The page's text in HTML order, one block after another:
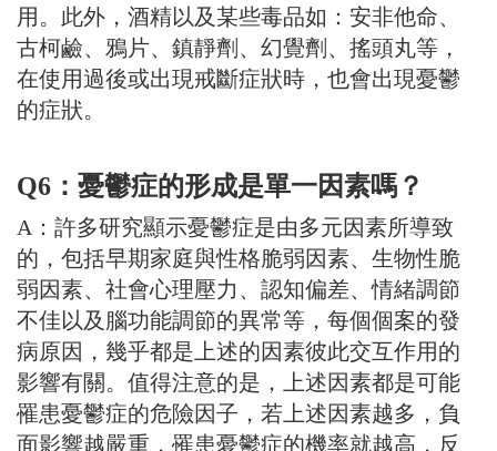
用。此外，酒精以及某些毒品如：安非他命、
古柯鹼、鴉片、鎮靜劑、幻覺劑、搖頭丸等，
在使用過後或出現戒斷症狀時，也會出現憂鬱
的症狀。
Q6：憂鬱症的形成是單一因素嗎？
A：許多研究顯示憂鬱症是由多元因素所導致
的，包括早期家庭與性格脆弱因素、生物性脆
弱因素、社會心理壓力、認知偏差、情緒調節
不佳以及腦功能調節的異常等，每個個案的發
病原因，幾乎都是上述的因素彼此交互作用的
影響有關。值得注意的是，上述因素都是可能
罹患憂鬱症的危險因子，若上述因素越多，負
面影響越嚴重，罹患憂鬱症的機率就越高，反